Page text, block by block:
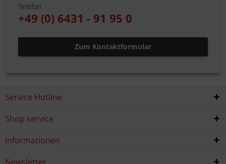
Telefon
+49 (0) 6431 - 91 95 0
Zum Kontaktformular
Service Hotline
Shop service
Informationen